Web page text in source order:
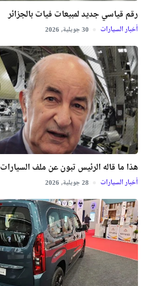
رقم قياسي جديد لمبيعات فيات بالجزائر
أخبار السيارات 30 جويلية, 2026
هذا ما قاله الرئيس تبون عن ملف السيارات
أخبار السيارات 28 جويلية, 2026